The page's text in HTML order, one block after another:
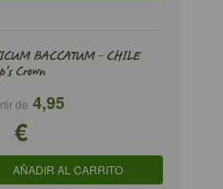
BACCATUM - CHILE
Crown
de 4,95
€
AÑADIR AL CARRITO